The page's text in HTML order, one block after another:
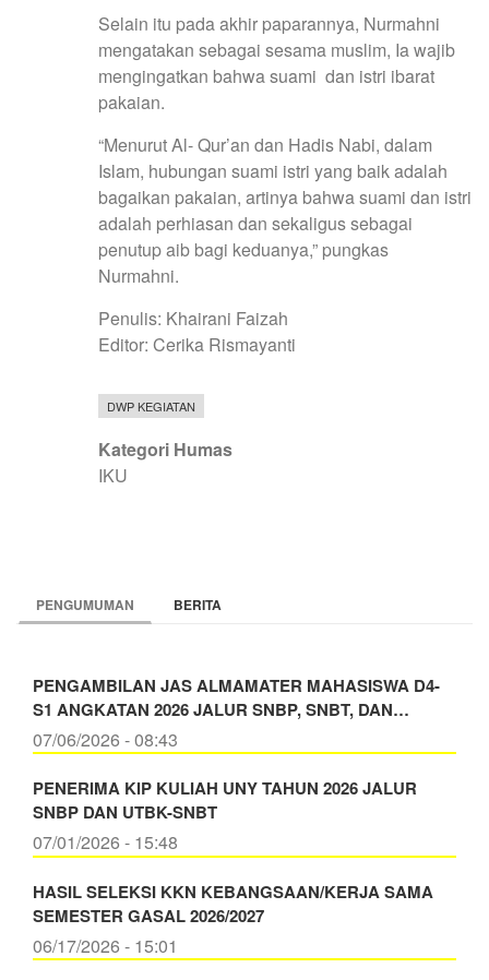
Selain itu pada akhir paparannya, Nurmahni
mengatakan sebagai sesama muslim, Ia wajib
mengingatkan bahwa suami dan istri ibarat
pakaian.
“Menurut Al- Qur’an dan Hadis Nabi, dalam
Islam, hubungan suami istri yang baik adalah
bagaikan pakaian, artinya bahwa suami dan istri
adalah perhiasan dan sekaligus sebagai
penutup aib bagi keduanya,” pungkas
Nurmahni.
Penulis: Khairani Faizah
Editor: Cerika Rismayanti
DWP KEGIATAN
Kategori Humas
IKU
PENGUMUMAN BERITA
PENGAMBILAN JAS ALMAMATER MAHASISWA D4-
S1 ANGKATAN 2026 JALUR SNBP, SNBT, DAN…
07/06/2026 - 08:43
PENERIMA KIP KULIAH UNY TAHUN 2026 JALUR
SNBP DAN UTBK-SNBT
07/01/2026 - 15:48
HASIL SELEKSI KKN KEBANGSAAN/KERJA SAMA
SEMESTER GASAL 2026/2027
06/17/2026 - 15:01